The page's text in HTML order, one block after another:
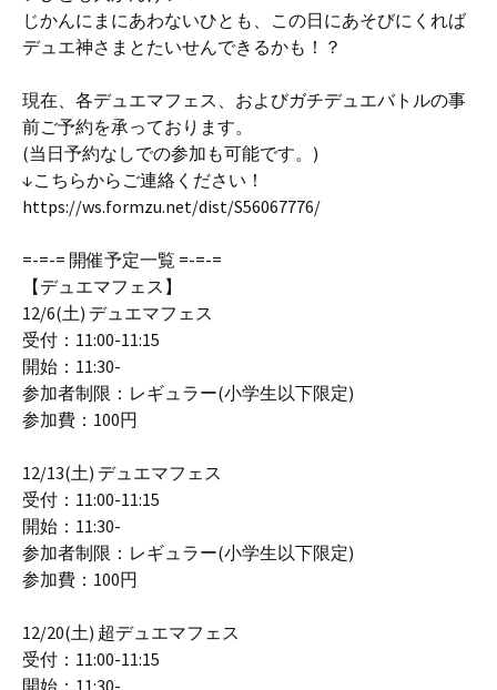
じかんにまにあわないひとも、この日にあそびにくれば
デュエ神さまとたいせんできるかも！？
現在、各デュエマフェス、およびガチデュエバトルの事
前ご予約を承っております。
(当日予約なしでの参加も可能です。)
↓こちらからご連絡ください！
https://ws.formzu.net/dist/S56067776/
=-=-= 開催予定一覧 =-=-=
【デュエマフェス】
12/6(土) デュエマフェス
受付：11:00-11:15
開始：11:30-
参加者制限：レギュラー(小学生以下限定)
参加費：100円
12/13(土) デュエマフェス
受付：11:00-11:15
開始：11:30-
参加者制限：レギュラー(小学生以下限定)
参加費：100円
12/20(土) 超デュエマフェス
受付：11:00-11:15